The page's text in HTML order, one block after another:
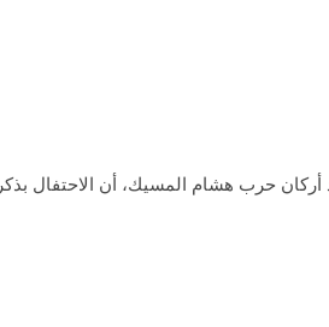
حرب هشام المسيك، أن الاحتفال